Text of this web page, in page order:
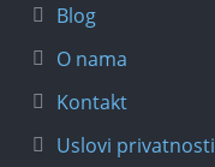
Blog
O nama
Kontakt
Uslovi privatnosti